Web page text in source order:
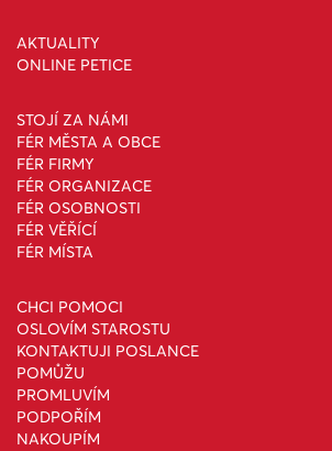
AKTUALITY
ONLINE PETICE
STOJÍ ZA NÁMI
FÉR MĚSTA A OBCE
FÉR FIRMY
FÉR ORGANIZACE
FÉR OSOBNOSTI
FÉR VĚŘÍCÍ
FÉR MÍSTA
CHCI POMOCI
OSLOVÍM STAROSTU
KONTAKTUJI POSLANCE
POMŮŽU
PROMLUVÍM
PODPOŘÍM
NAKOUPÍM